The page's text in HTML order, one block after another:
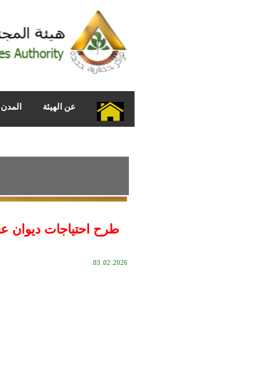
عن الهيئة
طرح احتياجات ديوان عام الهيئة
2026. 02. 03.